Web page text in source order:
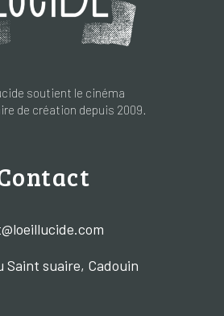
soutient le cinéma
de création depuis 2009.
Saint suaire, Cadouin